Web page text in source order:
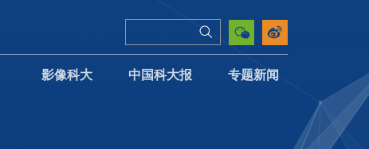
影像科大 中国科大报 专题新闻